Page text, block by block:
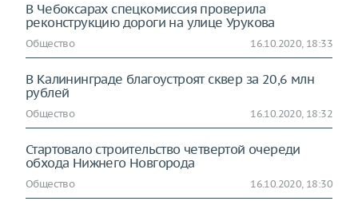
В Чебоксарах спецкомиссия проверила
реконструкцию дороги на улице Урукова
Общество 16.10.2020, 18:33
В Калининграде благоустроят сквер за 20,6 млн
рублей
Общество 16.10.2020, 18:32
Стартовало строительство четвертой очереди
обхода Нижнего Новгорода
Общество 16.10.2020, 18:30